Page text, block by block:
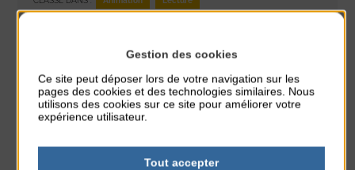
À noter aussi
Gestion des cookies
Ce site peut déposer lors de votre navigation sur les
pages des cookies et des technologies similaires. Nous
utilisons des cookies sur ce site pour améliorer votre
expérience utilisateur.
Tout accepter